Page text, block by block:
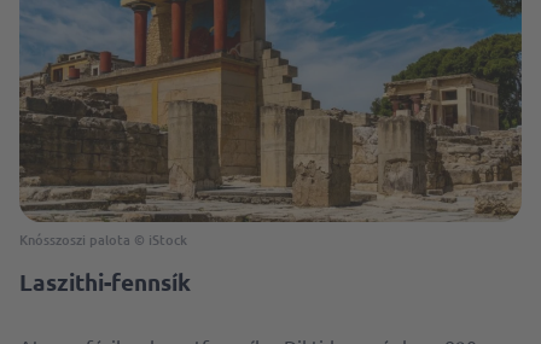
Knósszoszi palota © iStock
Laszithi-fennsík